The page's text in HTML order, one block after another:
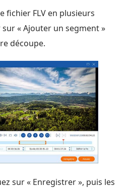
fichier FLV en plusieurs
« Ajouter un segment »
découpe.
sur « Enregistrer », puis les